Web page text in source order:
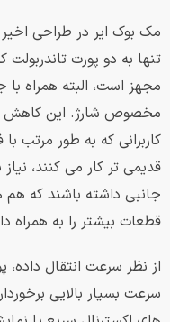
مک بوک ایر در طراحی
تنها به دو پورت
مجهز است، البته همراه
مخصوص شارژ. این کاهش
کاربرانی که به طور مرتب
قدیمی تر کار می کنند،
جانبی داشته باشند که
قطعات بیشتر را به همراه
از نظر سرعت انتقال داده،
سرعت بسیار بالایی